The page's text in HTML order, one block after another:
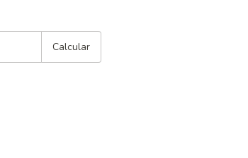
Calcular